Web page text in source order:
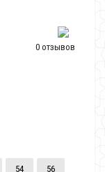
0 отзывов
54 56